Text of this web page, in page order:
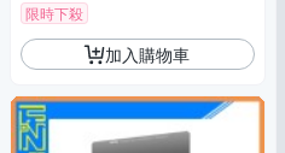
限時下殺
加入購物車